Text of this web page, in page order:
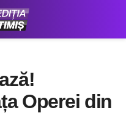
Operei din